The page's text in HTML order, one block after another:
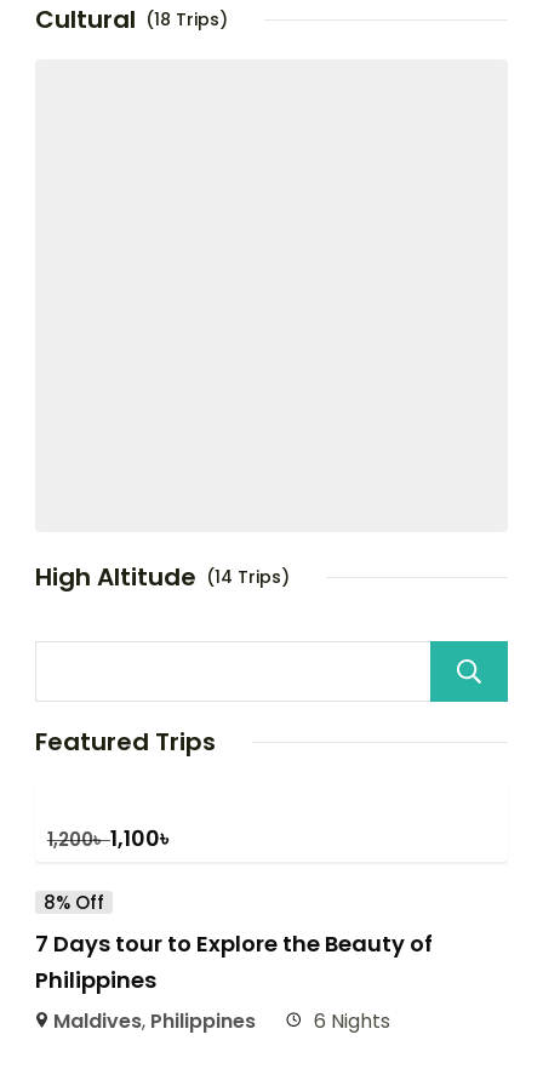
Cultural (18 Trips)
High Altitude (14 Trips)
Featured Trips
1,200৳1,100৳
8% Off
7 Days tour to Explore the Beauty of
Philippines
Maldives, Philippines 6 Nights